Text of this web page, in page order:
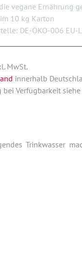
vegane Ernährung
10 kg Karton
DE-ÖKO-006 EU-
MwSt.
innerhalb
bei Verfügbarkeit